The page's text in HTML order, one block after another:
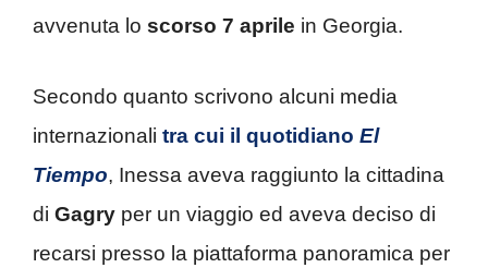
avvenuta lo scorso 7 aprile in Georgia.
Secondo quanto scrivono alcuni media
internazionali tra cui il quotidiano El
Tiempo, Inessa aveva raggiunto la cittadina
di Gagry per un viaggio ed aveva deciso di
recarsi presso la piattaforma panoramica per